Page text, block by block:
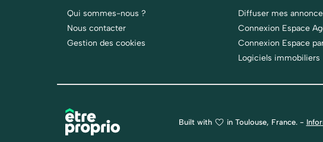
Qui sommes-nous ?
Nous contacter
Gestion des cookies
Diffuser mes
Connexion Espace
Connexion Espace
Logiciels immobiliers
Built with in Toulouse, France. -